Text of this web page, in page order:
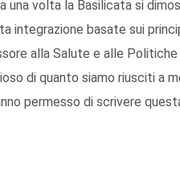
una volta la Basilicata si
integrazione basate sui
alla Salute e alle
di quanto siamo riusciti a
permesso di scrivere